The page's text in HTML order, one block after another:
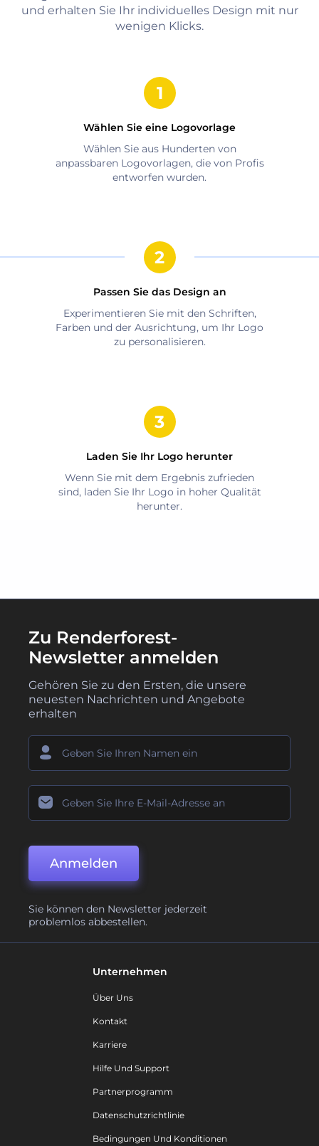
und erhalten Sie Ihr individuelles Design mit nur
wenigen Klicks.
Wählen Sie eine Logovorlage
Wählen Sie aus Hunderten von
anpassbaren Logovorlagen, die von Profis
entworfen wurden.
Passen Sie das Design an
Experimentieren Sie mit den Schriften,
Farben und der Ausrichtung, um Ihr Logo
zu personalisieren.
Laden Sie Ihr Logo herunter
Wenn Sie mit dem Ergebnis zufrieden
sind, laden Sie Ihr Logo in hoher Qualität
herunter.
Zu Renderforest-
Newsletter anmelden
Gehören Sie zu den Ersten, die unsere
neuesten Nachrichten und Angebote
erhalten
Anmelden
Sie können den Newsletter jederzeit
problemlos abbestellen.
Unternehmen
Über Uns
Kontakt
Karriere
Hilfe Und Support
Partnerprogramm
Datenschutzrichtlinie
Bedingungen Und Konditionen